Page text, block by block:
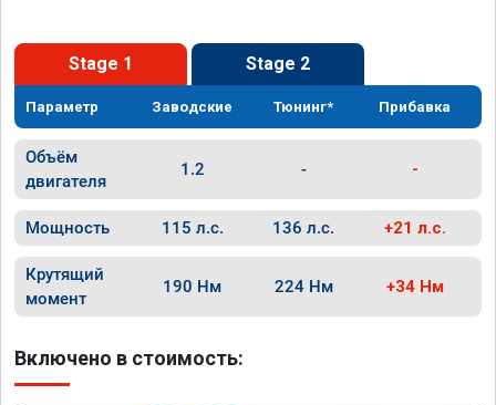
Stage 1 Stage 2
Параметр Заводские Тюнинг* Прибавка
Объём
двигателя
1.2 - -
Мощность 115 л.с. 136 л.с. +21 л.с.
Крутящий
момент
190 Нм 224 Нм +34 Нм
Включено в стоимость: